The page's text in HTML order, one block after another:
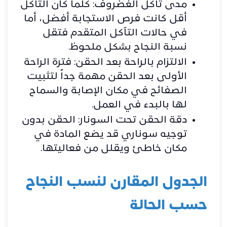
مدى تآكل الغضروف: كلما كان التآكل
أقل كانت فرص الاستجابة أفضل، أما
في حالات التآكل المتقدم فتقل
نسبة النجاح بشكل ملحوظ.
الالتزام بالراحة بعد الحقن: فترة الراحة
الأولى بعد الحقن مهمة جداً لتثبيت
الصفائح في مكان الإصابة والسماح
لها بالبدء في العمل.
دقة الحقن تحت السونار: الحقن بدون
توجيه سوناري قد يضع المادة في
مكان خاطئ ويقلل من فعاليتها.
الجدول المقارن لنسب النجاح
حسب الحالة